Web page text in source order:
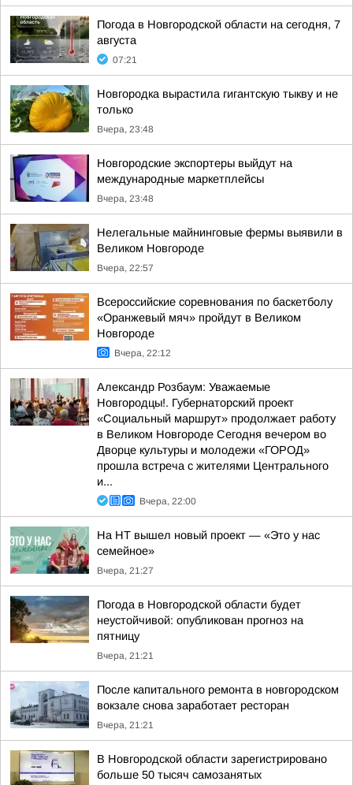
Погода в Новгородской области на сегодня, 7
августа
07:21
Новгородка вырастила гигантскую тыкву и не
только
Вчера, 23:48
Новгородские экспортеры выйдут на
международные маркетплейсы
Вчера, 23:48
Нелегальные майнинговые фермы выявили в
Великом Новгороде
Вчера, 22:57
Всероссийские соревнования по баскетболу
«Оранжевый мяч» пройдут в Великом
Новгороде
Вчера, 22:12
Александр Розбаум: Уважаемые
Новгородцы!. Губернаторский проект
«Социальный маршрут» продолжает работу
в Великом Новгороде Сегодня вечером во
Дворце культуры и молодежи «ГОРОД»
прошла встреча с жителями Центрального
и...
Вчера, 22:00
На НТ вышел новый проект — «Это у нас
семейное»
Вчера, 21:27
Погода в Новгородской области будет
неустойчивой: опубликован прогноз на
пятницу
Вчера, 21:21
После капитального ремонта в новгородском
вокзале снова заработает ресторан
Вчера, 21:21
В Новгородской области зарегистрировано
больше 50 тысяч самозанятых